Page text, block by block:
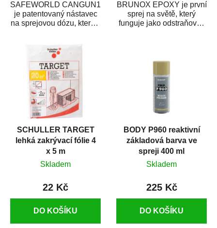
SAFEWORLD CANGUN1
je patentovaný nástavec
na sprejovou dózu, který ji
BRUNOX EPOXY je první
sprej na světě, který
funguje jako odstraňovač
SCHULLER TARGET
lehká zakrývací fólie 4
x 5 m
Skladem
22 Kč
DO KOŠÍKU
BODY P960 reaktivní
základová barva ve
spreji 400 ml
Skladem
225 Kč
DO KOŠÍKU